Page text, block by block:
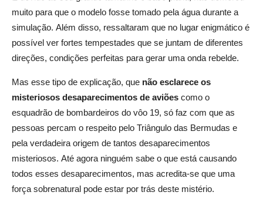
muito para que o modelo fosse tomado pela água durante a
simulação. Além disso, ressaltaram que no lugar enigmático é
possível ver fortes tempestades que se juntam de diferentes
direções, condições perfeitas para gerar uma onda rebelde.
Mas esse tipo de explicação, que não esclarece os
misteriosos desaparecimentos de aviões como o
esquadrão de bombardeiros do vôo 19, só faz com que as
pessoas percam o respeito pelo Triângulo das Bermudas e
pela verdadeira origem de tantos desaparecimentos
misteriosos. Até agora ninguém sabe o que está causando
todos esses desaparecimentos, mas acredita-se que uma
força sobrenatural pode estar por trás deste mistério.